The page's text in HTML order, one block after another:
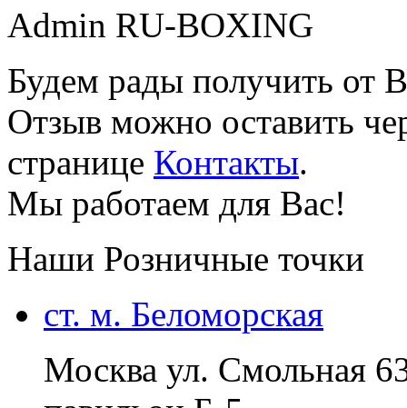
Admin RU-BOXING
Будем рады получить от
Отзыв можно оставить
странице Контакты.
Мы работаем для Вас!
Наши Розничные точки
ст. м. Беломорская
Москва ул. Смольная